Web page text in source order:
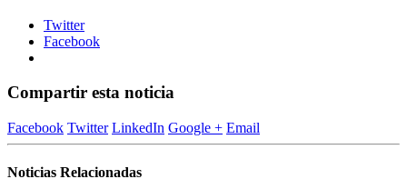
Twitter
Facebook
Compartir esta noticia
Facebook Twitter LinkedIn Google + Email
Noticias Relacionadas